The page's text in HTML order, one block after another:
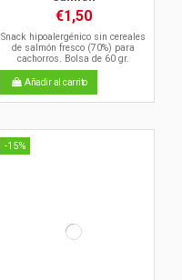
€1,50
Snack hipoalergénico sin cereales
de salmón fresco (70%) para
cachorros. Bolsa de 60 gr.
Añadir al carrito
-15%